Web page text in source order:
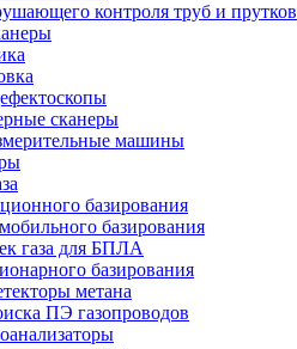
контроля труб и прутков
сканеры
машины
базирования
базирования
газа для БПЛА
базирования
метана
ПЭ газопроводов